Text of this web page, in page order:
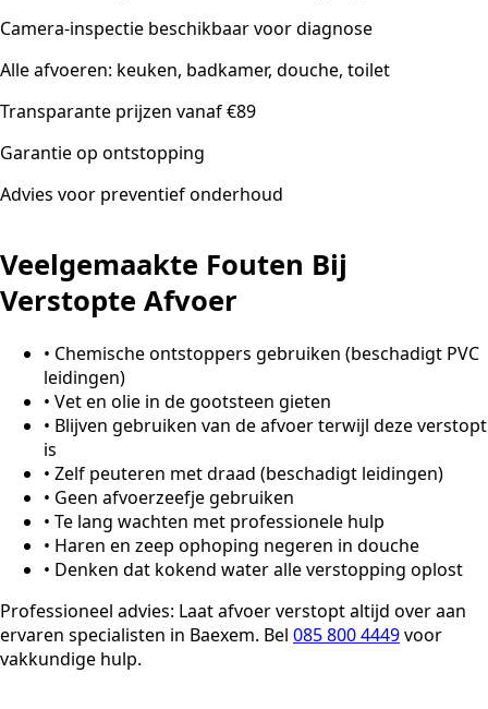
Camera-inspectie beschikbaar voor diagnose
Alle afvoeren: keuken, badkamer, douche, toilet
Transparante prijzen vanaf €89
Garantie op ontstopping
Advies voor preventief onderhoud
Veelgemaakte Fouten Bij
Verstopte Afvoer
• Chemische ontstoppers gebruiken (beschadigt PVC
leidingen)
• Vet en olie in de gootsteen gieten
• Blijven gebruiken van de afvoer terwijl deze verstopt
is
• Zelf peuteren met draad (beschadigt leidingen)
• Geen afvoerzeefje gebruiken
• Te lang wachten met professionele hulp
• Haren en zeep ophoping negeren in douche
• Denken dat kokend water alle verstopping oplost
Professioneel advies: Laat afvoer verstopt altijd over aan
ervaren specialisten in Baexem. Bel 085 800 4449voor
vakkundige hulp.